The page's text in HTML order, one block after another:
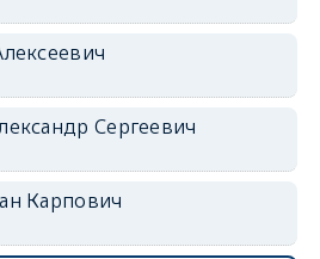
Сергеевич
Карпович